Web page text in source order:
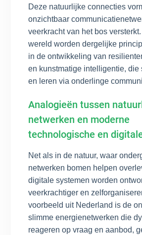
Deze natuurlijke connecties
onzichtbaar
veerkracht van het bos
wereld worden dergelijke
in de ontwikkeling van
en kunstmatige intelligentie, die
en leren via onderlinge
Analogieën tussen
netwerken en moderne
technologische en
Net als in de natuur, waar
netwerken bomen helpen
digitale systemen worden
veerkrachtiger en
voorbeeld uit Nederland is de
slimme energienetwerken die
reageren op vraag en aanbod,